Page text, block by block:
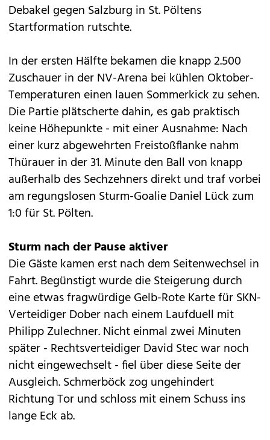
Debakel gegen Salzburg in St. Pöltens
Startformation rutschte.
In der ersten Hälfte bekamen die knapp 2.500
Zuschauer in der NV-Arena bei kühlen Oktober-
Temperaturen einen lauen Sommerkick zu sehen.
Die Partie plätscherte dahin, es gab praktisch
keine Höhepunkte - mit einer Ausnahme: Nach
einer kurz abgewehrten Freistoßflanke nahm
Thürauer in der 31. Minute den Ball von knapp
außerhalb des Sechzehners direkt und traf vorbei
am regungslosen Sturm-Goalie Daniel Lück zum
1:0 für St. Pölten.
Sturm nach der Pause aktiver
Die Gäste kamen erst nach dem Seitenwechsel in
Fahrt. Begünstigt wurde die Steigerung durch
eine etwas fragwürdige Gelb-Rote Karte für SKN-
Verteidiger Dober nach einem Laufduell mit
Philipp Zulechner. Nicht einmal zwei Minuten
später - Rechtsverteidiger David Stec war noch
nicht eingewechselt - fiel über diese Seite der
Ausgleich. Schmerböck zog ungehindert
Richtung Tor und schloss mit einem Schuss ins
lange Eck ab.